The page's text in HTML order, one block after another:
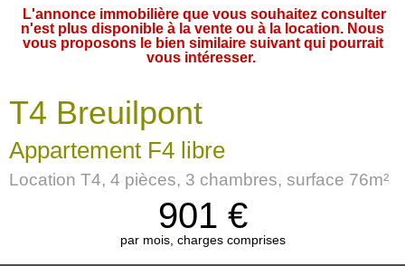
L'annonce immobilière que vous souhaitez consulter
n'est plus disponible à la vente ou à la location. Nous
vous proposons le bien similaire suivant qui pourrait
vous intéresser.
T4 Breuilpont
Appartement F4 libre
Location T4, 4 pièces, 3 chambres, surface 76m²
901 €
par mois, charges comprises